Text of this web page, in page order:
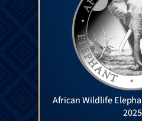
African Wildlife
2025